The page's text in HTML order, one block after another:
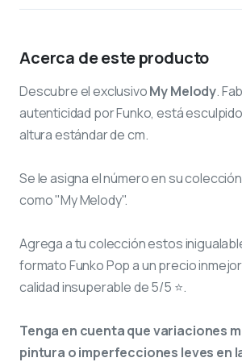
Acerca de este producto
Descubre el exclusivoMy Melody.
autenticidad por Funko, está
altura estándar de cm.
Se le asigna el númeroen su
como "My Melody".
Agrega a tu colección estos
formato Funko Pop a un precio
calidad insuperable de 5/5 ⭐.
Tenga en cuenta que variaciones
pintura o imperfecciones leves en